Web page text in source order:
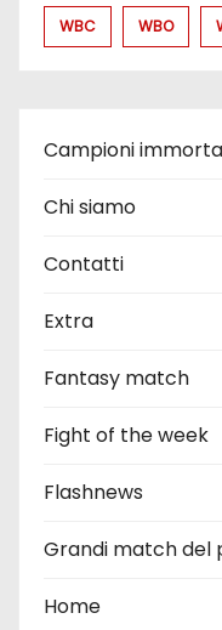
WBC WBO
Campioni
Chi siamo
Contatti
Extra
Fantasy match
Fight of the week
Flashnews
Grandi match del
Home